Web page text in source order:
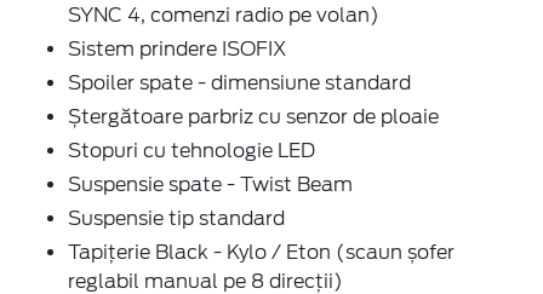
SYNC 4, comenzi radio pe volan)
Sistem prindere ISOFIX
Spoiler spate - dimensiune standard
Ștergătoare parbriz cu senzor de ploaie
Stopuri cu tehnologie LED
Suspensie spate - Twist Beam
Suspensie tip standard
Tapițerie Black - Kylo / Eton (scaun șofer
reglabil manual pe 8 direcții)